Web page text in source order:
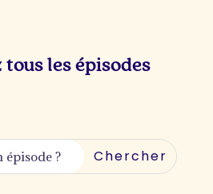
tous les épisodes